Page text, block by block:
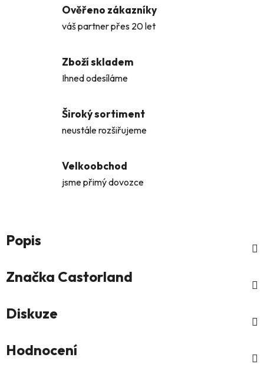
Ověřeno zákazníky
váš partner přes 20 let
Zboží skladem
Ihned odesíláme
Široký sortiment
neustále rozšiřujeme
Velkoobchod
jsme přimý dovozce
Popis
Značka Castorland
Diskuze
Hodnocení